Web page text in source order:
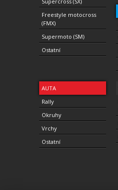
Freestyle motocross
(FMX)
Supermoto (SM)
Ostatní
AUTA
Rally
Okruhy
Vrchy
Ostatní